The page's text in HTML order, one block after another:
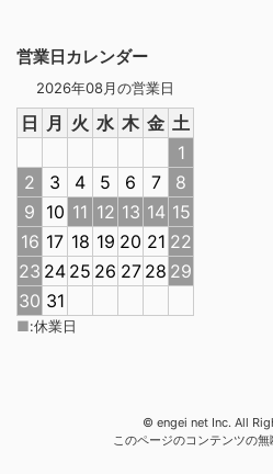
営業日カレンダー
2026年08月の営業日
日 月 火 水 木 金 土
1
2
3 4 5 6 7
8
9 10 11 12 13 14 15
16 17 18 19 20 21 22
23 24 25 26 27 28 29
30 31
■:休業日
© engei net Inc. All
このページのコンテンツの無